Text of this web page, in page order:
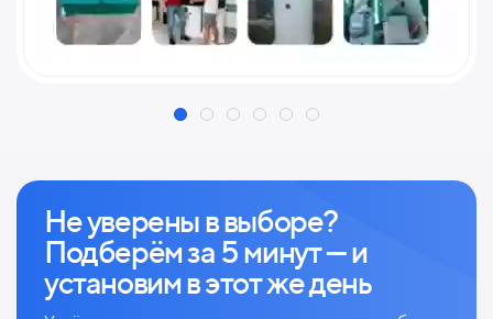
Не уверены в выборе?
Подберём за 5 минут — и
установим в этот же день